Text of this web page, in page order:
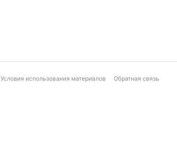
Условия использования материалов Обратная связь